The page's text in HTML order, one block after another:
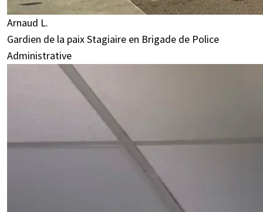
Arnaud L.
Gardien de la paix Stagiaire en Brigade de Police
Administrative